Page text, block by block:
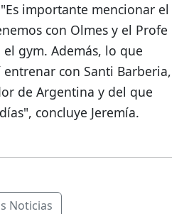
importante mencionar el
con Olmes y el Profe
gym. Además, lo que
con Santi Barberia,
de Argentina y del que
concluye Jeremía.
Noticias